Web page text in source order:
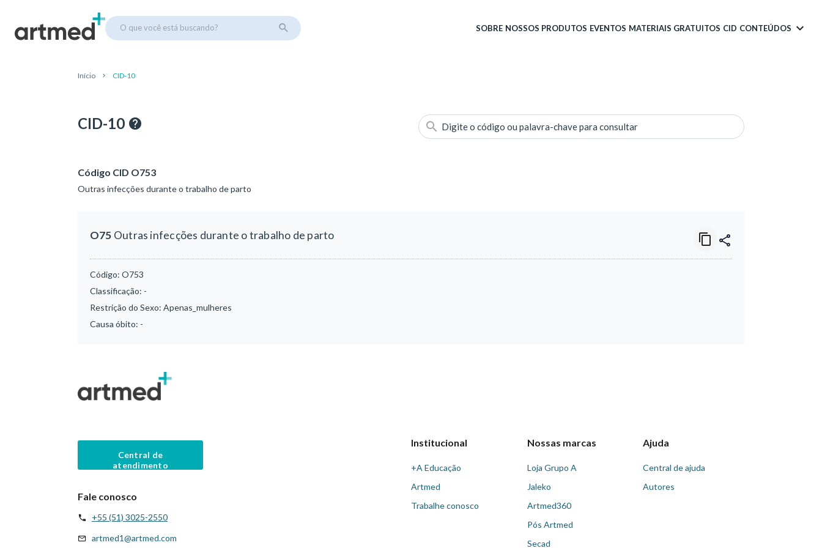
O que você está buscando? SOBRE NOSSOS PRODUTOS EVENTOS MATERIAIS GRATUITOS CID CONTEÚDOS
Início CID-10
CID-10 Digite o código ou palavra-chave para consultar
Código CID O753
Outras infecções durante o trabalho de parto
O75 Outras infecções durante o trabalho de parto
Código: O753
Classificação: -
Restrição do Sexo: Apenas_mulheres
Causa óbito: -
Central de
atendimento
Fale conosco
+55 (51) 3025-2550
artmed1@artmed.com
Institucional
+A Educação
Artmed
Trabalhe conosco
Nossas marcas
Loja Grupo A
Jaleko
Artmed360
Pós Artmed
Secad
Ajuda
Central de ajuda
Autores